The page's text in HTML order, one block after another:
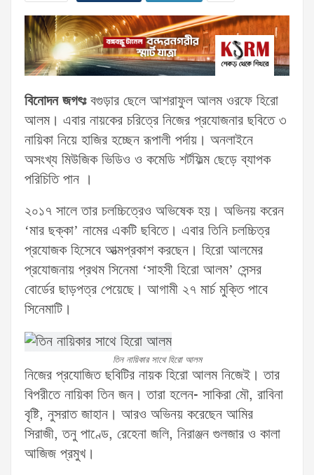
বিনোদন জগৎঃবগুড়ার ছেলে আশরাফুল আলম ওরফে হিরো
আলম। এবার নায়কের চরিত্রে নিজের প্রযোজনার ছবিতে ৩
নায়িকা নিয়ে হাজির হচ্ছেন রূপালী পর্দায়। অনলাইনে
অসংখ্য মিউজিক ভিডিও ও কমেডি শর্টফিল্ম ছেড়ে ব্যাপক
পরিচিতি পান ।
২০১৭ সালে তার চলচ্চিত্রেও অভিষেক হয়। অভিনয় করেন
‘মার ছক্কা’ নামের একটি ছবিতে। এবার তিনি চলচ্চিত্র
প্রযোজক হিসেবে আত্মপ্রকাশ করছেন। হিরো আলমের
প্রযোজনায় প্রথম সিনেমা ‘সাহসী হিরো আলম’ সেন্সর
বোর্ডের ছাড়পত্র পেয়েছে। আগামী ২৭ মার্চ মুক্তি পাবে
সিনেমাটি।
তিন নায়িকার সাথে হিরো আলম
নিজের প্রযোজিত ছবিটির নায়ক হিরো আলম নিজেই। তার
বিপরীতে নায়িকা তিন জন। তারা হলেন- সাকিরা মৌ, রাবিনা
বৃষ্টি, নুসরাত জাহান। আরও অভিনয় করেছেন আমির
সিরাজী, তনু পাণ্ডে, রেহেনা জলি, নিরাঞ্জন গুলজার ও কালা
আজিজ প্রমুখ।